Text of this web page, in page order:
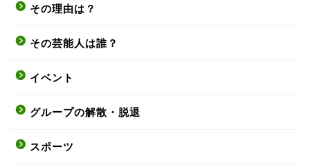
その理由は？
その芸能人は誰？
イベント
グループの解散・脱退
スポーツ